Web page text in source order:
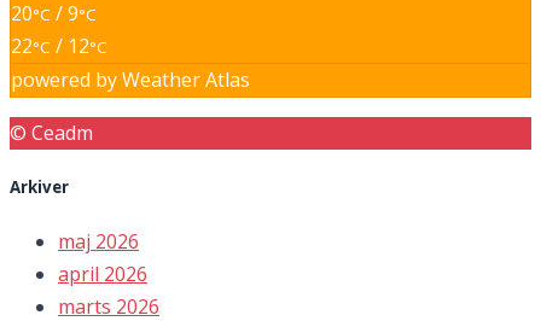
20°C / 9°C
22°C / 12°C
powered byWeather Atlas
© Ceadm
Arkiver
maj 2026
april 2026
marts 2026